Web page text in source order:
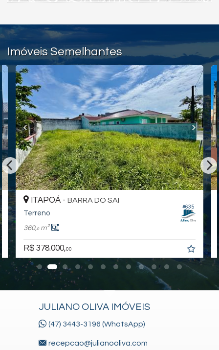
Imóveis Semelhantes
#635
ITAPOÁ - BARRA DO SAI
Terreno
360,0m²
R$ 378.000,00
JULIANO OLIVA IMÓVEIS
(47) 3443-3196 (WhatsApp)
recepcao@julianooliva.com